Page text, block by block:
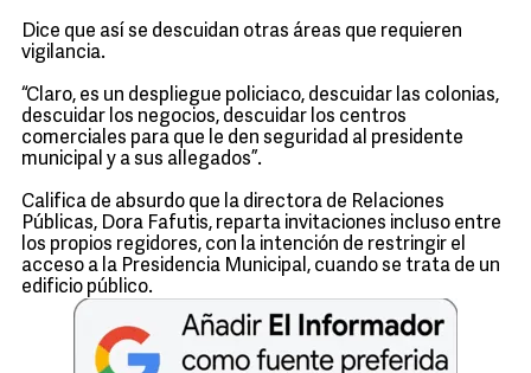
Dice que así se descuidan otras áreas que requieren
vigilancia.
“Claro, es un despliegue policiaco, descuidar las colonias,
descuidar los negocios, descuidar los centros
comerciales para que le den seguridad al presidente
municipal y a sus allegados”.
Califica de absurdo que la directora de Relaciones
Públicas, Dora Fafutis, reparta invitaciones incluso entre
los propios regidores, con la intención de restringir el
acceso a la Presidencia Municipal, cuando se trata de un
edificio público.